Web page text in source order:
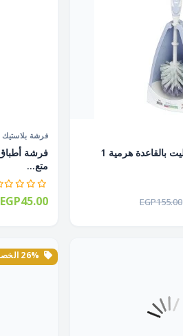
طقم فرشة تواليت بالقاعدة هرمية 1
EGP155.00
فرشة بلاستيك
متع...
EGP45.00